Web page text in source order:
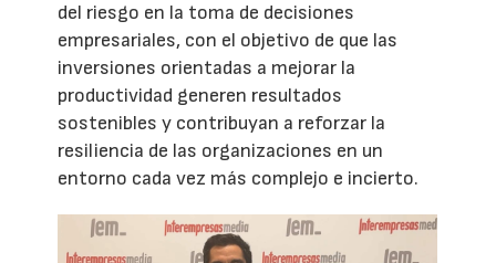
del riesgo en la toma de decisiones
empresariales, con el objetivo de que las
inversiones orientadas a mejorar la
productividad generen resultados
sostenibles y contribuyan a reforzar la
resiliencia de las organizaciones en un
entorno cada vez más complejo e incierto.